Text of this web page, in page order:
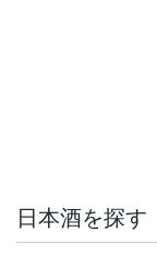
日本酒を探す